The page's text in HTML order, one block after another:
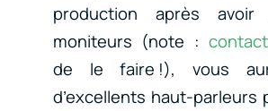
production après
moniteurs (note :
de le faire !), vous
d’excellents haut-parleurs